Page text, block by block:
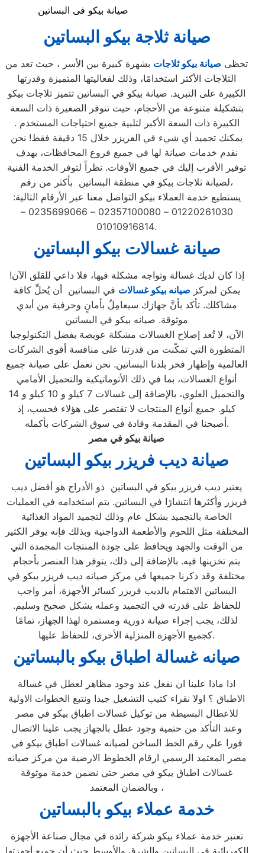
صيانة بيكو فى البساتين
صيانة ثلاجة بيكو البساتين
تحظى صيانة بيكو ثلاجات بشهرة كبيرة بين الأسر ، حيث تعد من
الثلاجات الأكثر استخدامًا، وذلك لفعاليتها المتميزة وقدرتها
الكبيرة على التبريد. صيانة بيكو في البساتين تتميز ثلاجات بيكو
بتشكيلة متنوعة من الأحجام، حيث تتوفر الصغيرة ذات السعة
الكبيرة ذات السعة الأكبر لتلبية جميع احتياجات المستخدم .
يمكنك تجميد أي شيء في الفريزر خلال 15 دقيقة فقط! نحن
نقدم خدمات صيانة لها في جميع فروع المحافظات، بهدف
توفير الأقرب إليك في جميع الأوقات. نظراً لتوفر الخدمة الفنية
لصيانة ثلاجات بيكو في منطقة البساتين بأكثر من رقم،
يستطيع خدمة العملاء بيكو التواصل معنا عبر الأرقام التالية:
01220261030 – 02357100080 – 0235699066 –
01010916814.
صيانة غسالات بيكو البساتين
إذا كان لديك غسالة وتواجه مشكلة فيها، فلا داعي للقلق الآن!
يمكن لمركز صيانه بيكو غسالات في البساتين أن يُحلِّ كافة
مشاكلك. تأكد بأنَّ جهازك سيعامِلُ بأمانٍ وحرفية من أيدي
موثوقة. صيانه بيكو في البساتين
الآن، لا تُعد إصلاح الغسالات مشكلة عويصة بفضل التكنولوجيا
المتطورة التي تمكّنت من قدرتنا على منافسة أقوى الشركات
العالمية وإظهار فخر بلدنا البساتين. نحن نعمل على صيانة جميع
أنواع الغسالات، بما في ذلك الأتوماتيكية والتحميل الأمامي
والتحميل العلوي، بالإضافة إلى غسالات 7 كيلو و 10 كيلو و 14
كيلو. جميع أنواع المنتجات لا تقتصر على هؤلاء فحسب، إذ
أصبحنا في المقدمة وقادة في سوق الشركات بأكمله.
صيانة بيكو في مصر
صيانة ديب فريزر بيكو البساتين
يعتبر ديب فريزر بيكو في البساتين ذو الأدراج هو أفضل ديب
فريزر وأكثرها انتشارًا في البساتين. يتم استخدامه في العمليات
الخاصة بالتجميد بشكل عام وذلك لتجميد المواد الغذائية
المختلفة مثل اللحوم والأطعمة الدواجنية وبذلك فإنه يوفر الكثير
من الوقت والجهد ويحافظ على جودة المنتجات المجمدة التي
يتم تخزينها فيه. بالإضافة إلى ذلك، يتوفر هذا العنصر بأحجام
مختلفة وقد ذكرنا جميعها في مركز صيانه ديب فريزر بيكو في
البساتين الاهتمام بالديب فريزر كسائر الأجهزة، أمر واجب
للحفاظ على قدرته في التجميد وعمله بشكل صحيح وسليم.
لذلك، يجب إجراء صيانة دورية ومستمرة لهذا الجهاز، تمامًا
كجميع الأجهزة المنزلية الأخرى، للحفاظ عليها.
صيانه غسالة اطباق بيكو بالبساتين
اذا ماذا علينا ان نفعل عند وجود مظاهر لعطل في غسالة
الاطباق ؟ اولا نقراء كتيب التشغيل جيدا ونتبع الخطوات الاولية
للاعطال البسيطة من توكيل غسالات اطباق بيكو في مصر
وعند التأكد من حتمية وجود عطل بالجهاز يجب علينا الاتصال
فورا علي رقم الخط الساخن لصيانه غسالات اطباق بيكو في
مصر المعتمد الرسمي ارقام الخطوط الارضية من مركز صيانه
غسالات اطباق بيكو في مصر حتي نضمن خدمة موثوقة
وبالضمان المعتمد ،
خدمة عملاء بيكو بالبساتين
تعتبر خدمة عملاء بيكو شركة رائدة في مجال صناعة الأجهزة
الكهربائية في البساتين والشرق والأوسط حيث أن جميع أجهزتها